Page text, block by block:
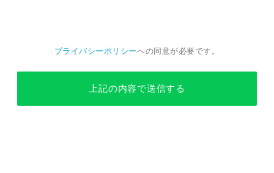
プライバシーポリシーへの同意が必要です。
上記の内容で送信する